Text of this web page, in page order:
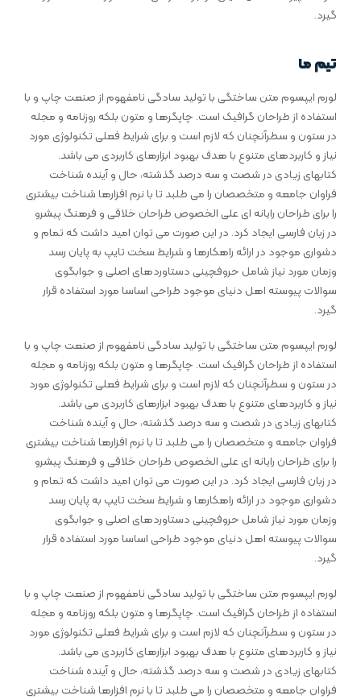
گیرد.
تیم ما
لورم ایپسوم متن ساختگی با تولید سادگی نامفهوم از صنعت چاپ و با
استفاده از طراحان گرافیک است. چاپگرها و متون بلکه روزنامه و مجله
در ستون و سطرآنچنان که لازم است و برای شرایط فعلی تکنولوژی مورد
نیاز و کاربردهای متنوع با هدف بهبود ابزارهای کاربردی می باشد.
کتابهای زیادی در شصت و سه درصد گذشته، حال و آینده شناخت
فراوان جامعه و متخصصان را می طلبد تا با نرم افزارها شناخت بیشتری
را برای طراحان رایانه ای علی الخصوص طراحان خلاقی و فرهنگ پیشرو
در زبان فارسی ایجاد کرد. در این صورت می توان امید داشت که تمام و
دشواری موجود در ارائه راهکارها و شرایط سخت تایپ به پایان رسد
وزمان مورد نیاز شامل حروفچینی دستاوردهای اصلی و جوابگوی
سوالات پیوسته اهل دنیای موجود طراحی اساسا مورد استفاده قرار
گیرد.
لورم ایپسوم متن ساختگی با تولید سادگی نامفهوم از صنعت چاپ و با
استفاده از طراحان گرافیک است. چاپگرها و متون بلکه روزنامه و مجله
در ستون و سطرآنچنان که لازم است و برای شرایط فعلی تکنولوژی مورد
نیاز و کاربردهای متنوع با هدف بهبود ابزارهای کاربردی می باشد.
کتابهای زیادی در شصت و سه درصد گذشته، حال و آینده شناخت
فراوان جامعه و متخصصان را می طلبد تا با نرم افزارها شناخت بیشتری
را برای طراحان رایانه ای علی الخصوص طراحان خلاقی و فرهنگ پیشرو
در زبان فارسی ایجاد کرد. در این صورت می توان امید داشت که تمام و
دشواری موجود در ارائه راهکارها و شرایط سخت تایپ به پایان رسد
وزمان مورد نیاز شامل حروفچینی دستاوردهای اصلی و جوابگوی
سوالات پیوسته اهل دنیای موجود طراحی اساسا مورد استفاده قرار
گیرد.
لورم ایپسوم متن ساختگی با تولید سادگی نامفهوم از صنعت چاپ و با
استفاده از طراحان گرافیک است. چاپگرها و متون بلکه روزنامه و مجله
در ستون و سطرآنچنان که لازم است و برای شرایط فعلی تکنولوژی مورد
نیاز و کاربردهای متنوع با هدف بهبود ابزارهای کاربردی می باشد.
کتابهای زیادی در شصت و سه درصد گذشته، حال و آینده شناخت
فراوان جامعه و متخصصان را می طلبد تا با نرم افزارها شناخت بیشتری